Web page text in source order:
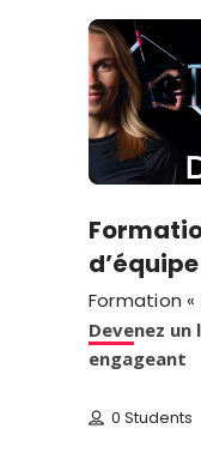
Formation
Devenez
engageant
0 Students